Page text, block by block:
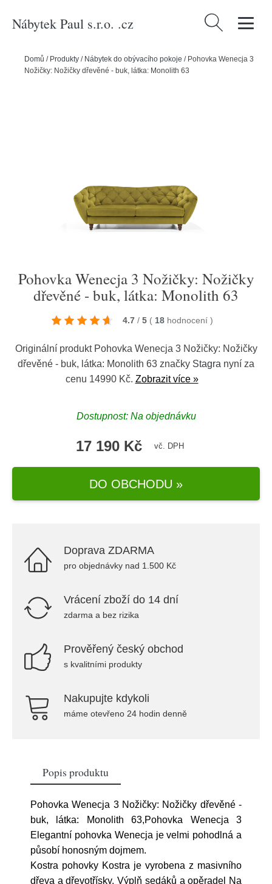
Nábytek Paul s.r.o. .cz Vyhledávání
Domů / Produkty / Nábytek do obývacího pokoje / Pohovka Wenecja 3
Nožičky: Nožičky dřevěné - buk, látka: Monolith 63
Pohovka Wenecja 3 Nožičky: Nožičky
dřevěné - buk, látka: Monolith 63
4.7 / 5 ( 18 hodnocení )
Originální produkt Pohovka Wenecja 3 Nožičky: Nožičky
dřevěné - buk, látka: Monolith 63 značky Stagra nyní za
cenu 14990 Kč. Zobrazit více »
Dostupnost: Na objednávku
17 190 Kč vč. DPH
DO OBCHODU »
Doprava ZDARMA
pro objednávky nad 1.500 Kč
Vrácení zboží do 14 dní
zdarma a bez rizika
Prověřený český obchod
s kvalitními produkty
Nakupujte kdykoli
máme otevřeno 24 hodin denně
Popis produktu
Pohovka Wenecja 3 Nožičky: Nožičky dřevěné -
buk, látka: Monolith 63,Pohovka Wenecja 3
Elegantní pohovka Wenecja je velmi pohodlná a
působí honosným dojmem.
Kostra pohovky Kostra je vyrobena z masivního
dřeva a dřevotřísky. Výplň sedáků a opěradel Na